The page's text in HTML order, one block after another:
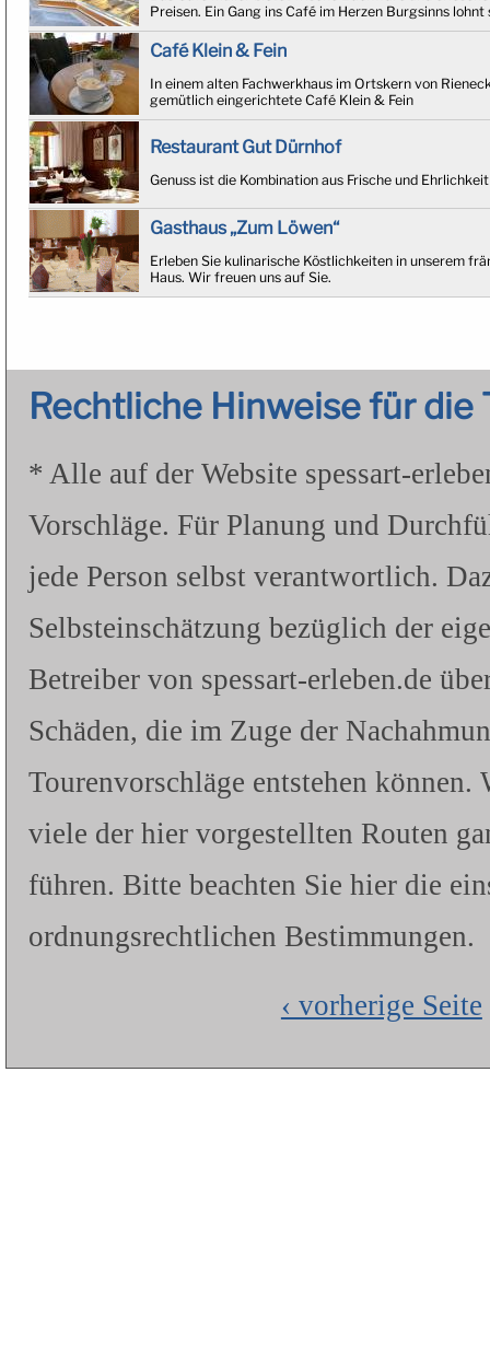
Preisen. Ein Gang ins Café im Herzen Burgsinns lohnt
Café Klein & Fein
In einem alten Fachwerkhaus im Ortskern von
gemütlich eingerichtete Café Klein & Fein
Restaurant Gut Dürnhof
Genuss ist die Kombination aus Frische und Ehrlichkeit
Gasthaus „Zum Löwen“
Erleben Sie kulinarische Köstlichkeiten in unserem
Haus. Wir freuen uns auf Sie.
Rechtliche Hinweise für
* Alle auf der Website spessart-
Vorschläge. Für Planung und
jede Person selbst verantwortlich.
Selbsteinschätzung bezüglich der
Betreiber von spessart-erleben.de
Schäden, die im Zuge der
Tourenvorschläge entstehen
viele der hier vorgestellten Routen
führen. Bitte beachten Sie hier die
ordnungsrechtlichen Bestimmungen.
‹ vorherige Seite